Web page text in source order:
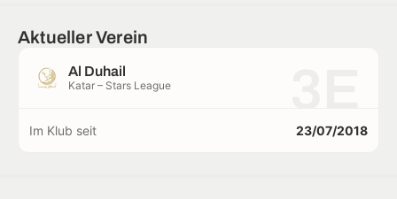
Aktueller Verein
Al Duhail
Katar – Stars League
Im Klub seit 23/07/2018